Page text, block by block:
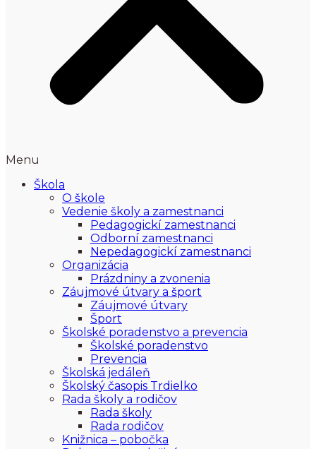
Menu
Škola
O škole
Vedenie školy a zamestnanci
Pedagogickí zamestnanci
Odborní zamestnanci
Nepedagogickí zamestnanci
Organizácia
Prázdniny a zvonenia
Záujmové útvary a šport
Záujmové útvary
Šport
Školské poradenstvo a prevencia
Školské poradenstvo
Prevencia
Školská jedáleň
Školský časopis Trdielko
Rada školy a rodičov
Rada školy
Rada rodičov
Knižnica – pobočka